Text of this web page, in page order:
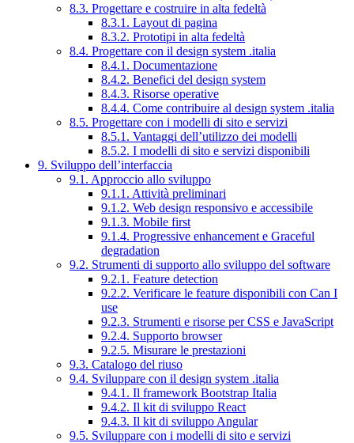
8.3. Progettare e costruire in alta fedeltà
8.3.1. Layout di pagina
8.3.2. Prototipi in alta fedeltà
8.4. Progettare con il design system .italia
8.4.1. Documentazione
8.4.2. Benefici del design system
8.4.3. Risorse operative
8.4.4. Come contribuire al design system .italia
8.5. Progettare con i modelli di sito e servizi
8.5.1. Vantaggi dell’utilizzo dei modelli
8.5.2. I modelli di sito e servizi disponibili
9. Sviluppo dell’interfaccia
9.1. Approccio allo sviluppo
9.1.1. Attività preliminari
9.1.2. Web design responsivo e accessibile
9.1.3. Mobile first
9.1.4. Progressive enhancement e Graceful
degradation
9.2. Strumenti di supporto allo sviluppo del software
9.2.1. Feature detection
9.2.2. Verificare le feature disponibili con Can I
use
9.2.3. Strumenti e risorse per CSS e JavaScript
9.2.4. Supporto browser
9.2.5. Misurare le prestazioni
9.3. Catalogo del riuso
9.4. Sviluppare con il design system .italia
9.4.1. Il framework Bootstrap Italia
9.4.2. Il kit di sviluppo React
9.4.3. Il kit di sviluppo Angular
9.5. Sviluppare con i modelli di sito e servizi